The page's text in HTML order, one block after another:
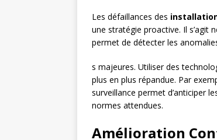
Les défaillances des
une stratégie proactive. Il s’agit
permet de détecter les
s majeures. Utiliser des
plus en plus répandue. Par
surveillance permet d’anticiper
normes attendues.
Amélioration